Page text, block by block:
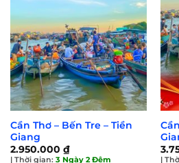
Cần Thơ – Bến Tre – Tiền
Giang
2.950.000 ₫
| Thời gian: 3 Ngày 2 Đêm
|